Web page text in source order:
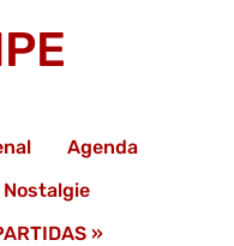
Agenda
Nostalgie
»